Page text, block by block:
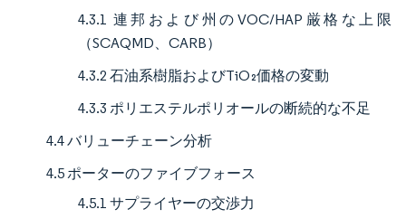
4.3.1 連邦および州のVOC/HAP厳格な上限
（SCAQMD、CARB）
4.3.2 石油系樹脂およびTiO₂価格の変動
4.3.3 ポリエステルポリオールの断続的な不足
4.4 バリューチェーン分析
4.5 ポーターのファイブフォース
4.5.1 サプライヤーの交渉力